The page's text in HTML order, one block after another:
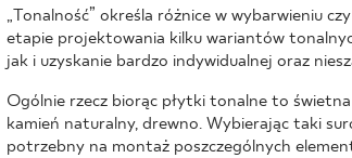
DE UK RU
„Tonalność” określa różnice w wybarwieniu
etapie projektowania kilku wariantów
jak i uzyskanie bardzo indywidualnej oraz
Ogólnie rzecz biorąc płytki tonalne to
kamień naturalny, drewno. Wybierając taki
potrzebny na montaż poszczególnych